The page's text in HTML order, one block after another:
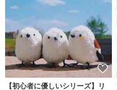
【初心者に優しいシリーズ】リ